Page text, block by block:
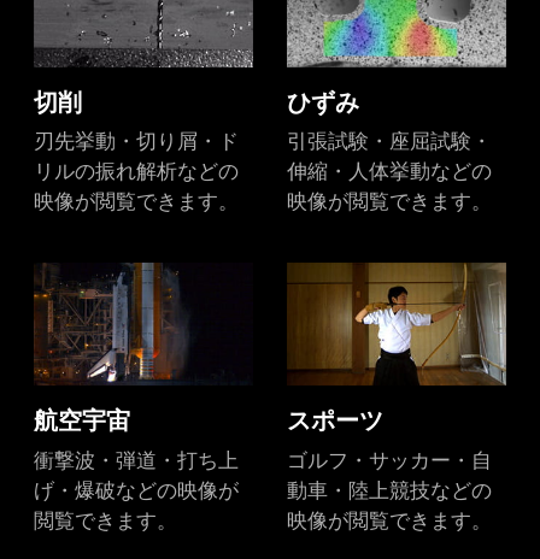
切削
刃先挙動・切り屑・ド
リルの振れ解析などの
映像が閲覧できます。
ひずみ
引張試験・座屈試験・
伸縮・人体挙動などの
映像が閲覧できます。
航空宇宙
衝撃波・弾道・打ち上
げ・爆破などの映像が
閲覧できます。
スポーツ
ゴルフ・サッカー・自
動車・陸上競技などの
映像が閲覧できます。